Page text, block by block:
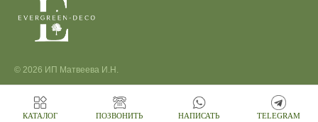
© 2026 ИП Матвеева И.Н.
КАТАЛОГ ПОЗВОНИТЬ НАПИСАТЬ TELEGRAM